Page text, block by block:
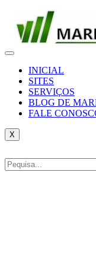
INICIAL
SITES
SERVIÇOS
BLOG DE
FALE
X